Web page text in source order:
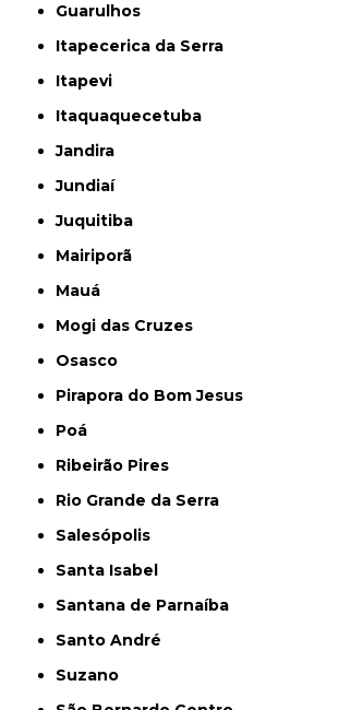
Guarulhos
Itapecerica da Serra
Itapevi
Itaquaquecetuba
Jandira
Jundiaí
Juquitiba
Mairiporã
Mauá
Mogi das Cruzes
Osasco
Pirapora do Bom Jesus
Poá
Ribeirão Pires
Rio Grande da Serra
Salesópolis
Santa Isabel
Santana de Parnaíba
Santo André
Suzano